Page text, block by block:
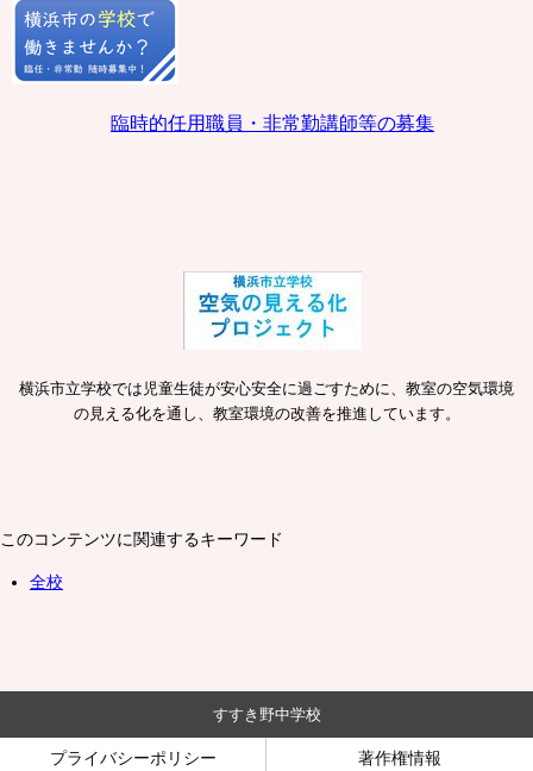
臨時的任用職員・非常勤講師等の募集
横浜市立学校では児童生徒が安心安全に過ごすために、教室の空気環境
の見える化を通し、教室環境の改善を推進しています。
このコンテンツに関連するキーワード
全校
すすき野中学校
プライバシーポリシー 著作権情報